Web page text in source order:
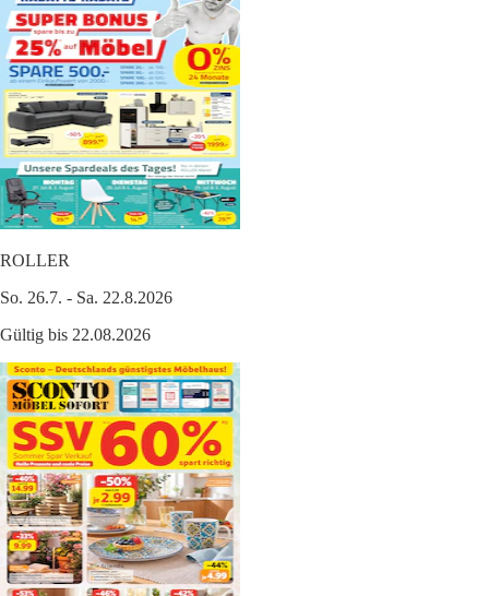
ROLLER
So. 26.7. - Sa. 22.8.2026
Gültig bis 22.08.2026